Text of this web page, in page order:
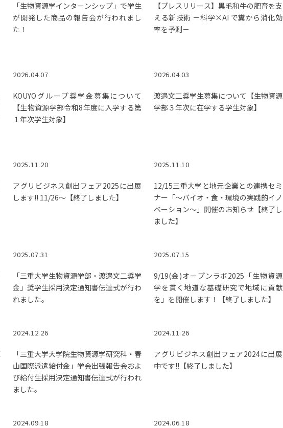
「生物資源学インターンシップ」で学生
が開発した商品の報告会が行われまし
た！
【プレスリリース】黒毛和牛の肥育を支
える新技術 －科学×AI で糞から消化効
率を予測－
2026.04.07
KOUYOグループ奨学金募集について
【生物資源学部令和8年度に入学する第
１年次学生対象】
2026.04.03
渡邉文二奨学生募集について【生物資源
学部３年次に在学する学生対象】
2025.11.20
アグリビジネス創出フェア2025に出展
します!! 11/26～【終了しました】
2025.11.10
12/15三重大学と地元企業との連携セミ
ナー「～バイオ・食・環境の実践的イノ
ベーション～」開催のお知らせ【終了し
ました】
2025.07.31
「三重大学生物資源学部・渡邉文二奨学
金」奨学生採用決定通知書伝達式が行わ
れました。
2025.07.15
9/19(金)オープンラボ2025「生物資源
学を貫く地道な基礎研究で地域に貢献
を」を開催します！【終了しました】
2024.12.26
「三重大学大学院生物資源学研究科・春
山国際派遣給付金」学会出張報告会およ
び給付生採用決定通知書伝達式が行われ
ました。
2024.11.26
アグリビジネス創出フェア2024に出展
中です!!【終了しました】
2024.09.18 2024.06.18